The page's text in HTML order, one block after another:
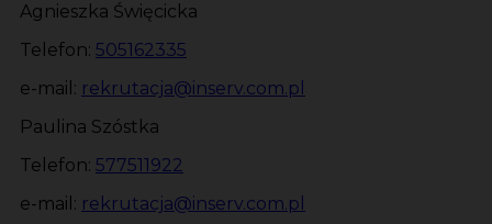
Agnieszka Święcicka
Telefon: 505162335
e-mail: rekrutacja@inserv.com.pl
Paulina Szóstka
Telefon: 577511922
e-mail: rekrutacja@inserv.com.pl